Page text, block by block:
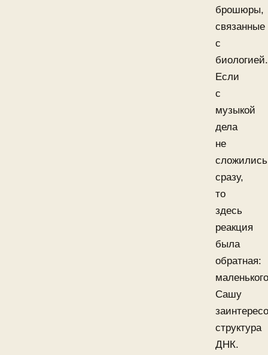
брошюры,
связанные
с
биологией.
Если
с
музыкой
дела
не
сложились
сразу,
то
здесь
реакция
была
обратная:
маленького
Сашу
структура
ДНК.